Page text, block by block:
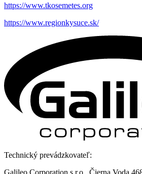
https://www.tkosemetes.org
https://www.regionkysuce.sk/
Technický prevádzkovateľ:
Galileo Corporation s.r.o., Čierna Voda